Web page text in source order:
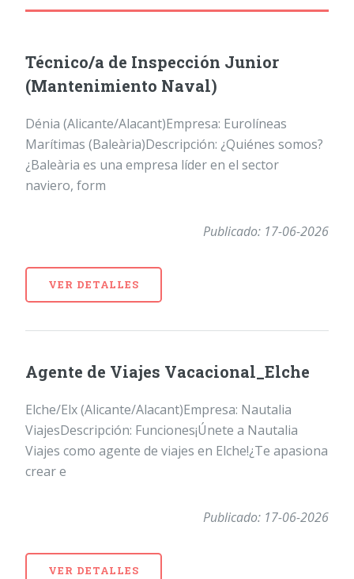
Técnico/a de Inspección Junior
(Mantenimiento Naval)
Dénia (Alicante/Alacant)Empresa: Eurolíneas
Marítimas (Baleària)Descripción: ¿Quiénes somos?
¿Baleària es una empresa líder en el sector
naviero, form
Publicado: 17-06-2026
VER DETALLES
Agente de Viajes Vacacional_Elche
Elche/Elx (Alicante/Alacant)Empresa: Nautalia
ViajesDescripción: Funciones¡Únete a Nautalia
Viajes como agente de viajes en Elche!¿Te apasiona
crear e
Publicado: 17-06-2026
VER DETALLES